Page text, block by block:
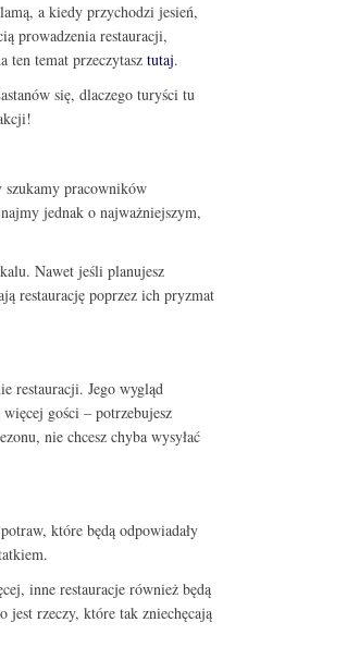
a kiedy przychodzi jesień,
prowadzenia restauracji,
ten temat przeczytasztutaj.
się, dlaczego turyści tu
szukamy pracowników
jednak o najważniejszym,
Nawet jeśli planujesz
restaurację poprzez ich pryzmat
restauracji. Jego wygląd
gości – potrzebujesz
nie chcesz chyba wysyłać
które będą odpowiadały
inne restauracje również będą
jest rzeczy, które tak zniechęcają